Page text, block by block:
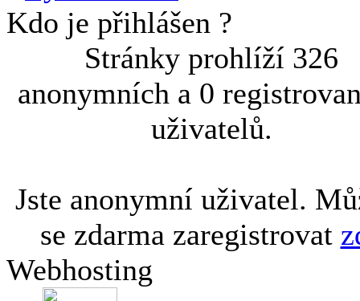
Kdo je přihlášen ?
Stránky prohlíží 326
anonymních a 0
uživatelů.
Jste anonymní uživatel.
se zdarma zaregistrovat
Webhosting